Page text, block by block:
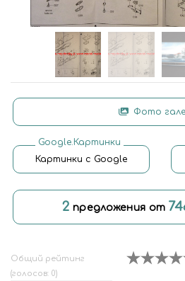
Фото
Google.Картинки
Картинки с Google
2 предложения от
Общий рейтинг
(голосов: 0)